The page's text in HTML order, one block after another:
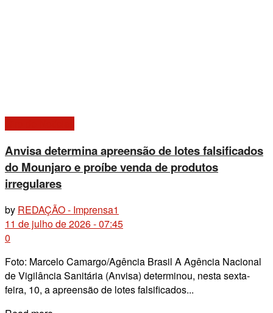
Anvisa determina apreensão de lotes falsificados
do Mounjaro e proíbe venda de produtos
irregulares
by REDAÇÃO - Imprensa1
11 de julho de 2026 - 07:45
0
Foto: Marcelo Camargo/Agência Brasil A Agência Nacional
de Vigilância Sanitária (Anvisa) determinou, nesta sexta-
feira, 10, a apreensão de lotes falsificados...